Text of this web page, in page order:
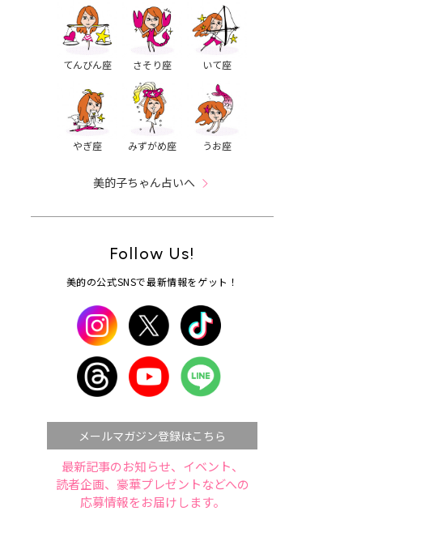
てんびん座 さそり座 いて座
やぎ座 みずがめ座 うお座
美的子ちゃん占いへ
Follow Us!
美的の公式SNSで最新情報をゲット！
メールマガジン登録はこちら
最新記事のお知らせ、イベント、
読者企画、豪華プレゼントなどへの
応募情報をお届けします。